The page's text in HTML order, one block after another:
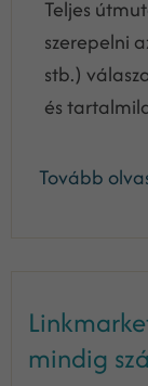
Teljes
szerepelni
stb.)
és
Tovább
mindig